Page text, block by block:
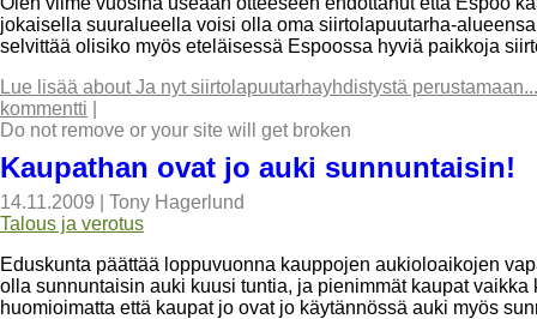
jokaisella suuralueella voisi olla oma siirtolapuutarha-
selvittää olisiko myös eteläisessä Espoossa hyviä paikkoja
Lue lisää about Ja nyt siirtolapuutarhayhdistystä perustamaan...
kommentti
Do not remove or your site will get broken
Kaupathan ovat jo auki sunnuntaisin!
14.11.2009
Tony Hagerlund
Talous ja verotus
Eduskunta päättää loppuvuonna kauppojen aukioloaikojen
olla sunnuntaisin auki kuusi tuntia, ja pienimmät kaupat
huomioimatta että kaupat jo ovat jo käytännössä auki myös